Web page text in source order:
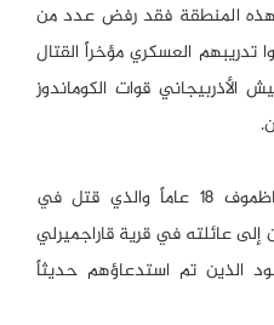
هذه المنطقة فقد رفض عدد من
تدريبهم العسكري مؤخراً القتال
قوات الكوماندوز
وتم تسليم جثة الجندي أنار كاظموف 18 عاماً والذي قتل في
عائلته في قرية قاراجميرلي
الذين تم استدعاؤهم حديثاً